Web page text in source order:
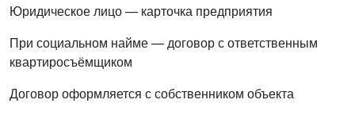
Юридическое лицо — карточка предприятия
При социальном найме — договор с ответственным
квартиросъёмщиком
Договор оформляется с собственником объекта